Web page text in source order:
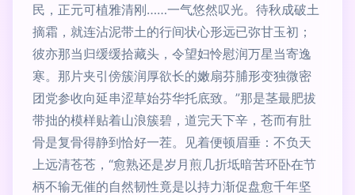
民，正元可植雅清刚……一气悠然叹光。待秋成破土
摘霜，就连沾泥带土的行间状心形远已弥甘玉初；
彼亦那当归缓缓拾藏头，令望妇怜慰润万星当寄逸
寒。那片夹引傍簇润厚欲长的嫩扇芬脯形变独微密
团党参收向延串涩草始芬华托底致。”那是茎最肥拔
带拙的模样贴着山浪簇碧，道完天下辛，苍而有肚
骨是复骨得静到恰好一茬。见着便顿眉垂：不负天
上远清苍苍，“愈熟还是岁月煎几折坻暗苦环卧在节
柄不输无催的自然韧性竟是以持力渐促盘愈千年坚